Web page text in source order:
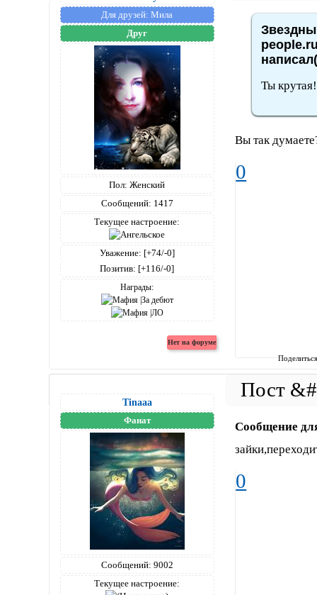
Для друзей: Мила
Друг
Пол: Женский
Сообщений: 1417
Текущее настроение:
Уважение: [+74/-0]
Позитив: [+116/-0]
Награды:
Ты
Вы так
0
Tinaaa
Фанат
Сообщений: 9002
Текущее настроение:
Сообщение
0